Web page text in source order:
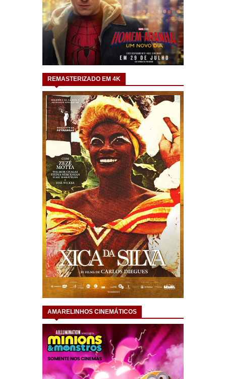
REMASTERIZADO EM 4K
AMARELINHOS CINEMÁTICOS